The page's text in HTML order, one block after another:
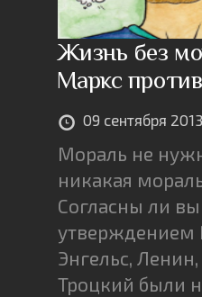
Жизнь без
Маркс
09 сентября 2013
Мораль не
никакая
Согласны ли
утверждением
Энгельс,
Троцкий были